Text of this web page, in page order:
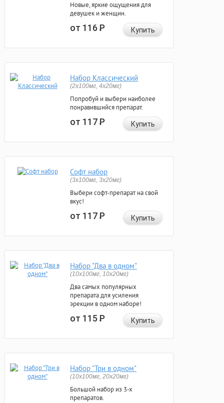
Новые, яркие ощущения для
девушек и женщин.
от 116Р Купить
Набор Классический
(2x100мг, 4x20мг)
Попробуй и выбери наиболее
понравившийся препарат.
от 117Р Купить
Софт набор
(3x100мг, 3x20мг)
Выбери софт-препарат на свой
вкус!
от 117Р Купить
Набор "Два в одном"
(10x100мг, 10x20мг)
Два самых популярных
препарата для усиления
эрекции в одном наборе!
от 115Р Купить
Набор "Три в одном"
(10x100мг, 20x20мг)
Большой набор из 3-х
препаратов.